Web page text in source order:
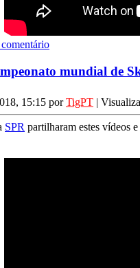
mundial de
15:15 porTigPT |
SPR partilharam estes vídeos